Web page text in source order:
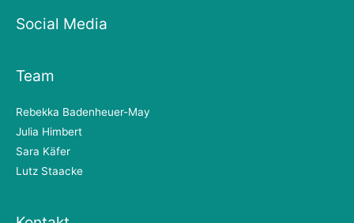
Social Media
Team
Rebekka Badenheuer-May
Julia Himbert
Sara Käfer
Lutz Staacke